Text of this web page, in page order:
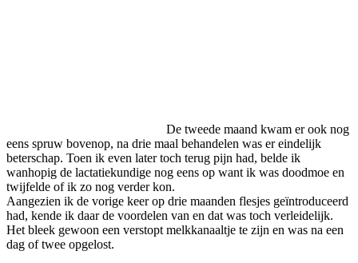
De tweede maand kwam er ook nog
eens spruw bovenop, na drie maal behandelen was er eindelijk
beterschap. Toen ik even later toch terug pijn had, belde ik
wanhopig de lactatiekundige nog eens op want ik was doodmoe en
twijfelde of ik zo nog verder kon.
Aangezien ik de vorige keer op drie maanden flesjes geïntroduceerd
had, kende ik daar de voordelen van en dat was toch verleidelijk.
Het bleek gewoon een verstopt melkkanaaltje te zijn en was na een
dag of twee opgelost.